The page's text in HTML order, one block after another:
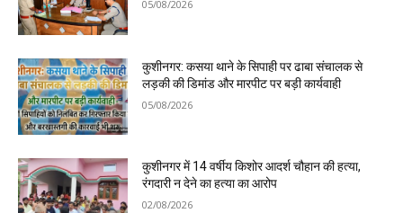
05/08/2026
कुशीनगर: कसया थाने के सिपाही पर ढाबा संचालक से
लड़की की डिमांड और मारपीट पर बड़ी कार्यवाही
05/08/2026
कुशीनगर में 14 वर्षीय किशोर आदर्श चौहान की हत्या,
रंगदारी न देने का हत्या का आरोप
02/08/2026